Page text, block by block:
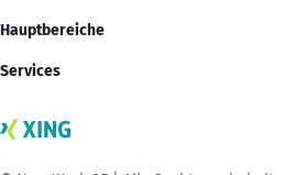
Hauptbereiche
Services